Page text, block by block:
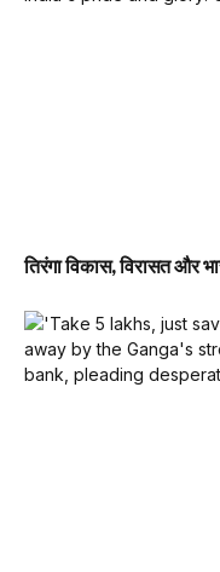
तिरंगा विकास, विरासत और